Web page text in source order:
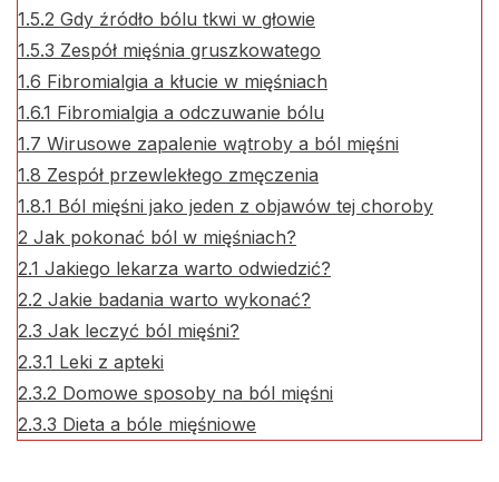
1.5.2 Gdy źródło bólu tkwi w głowie
1.5.3 Zespół mięśnia gruszkowatego
1.6 Fibromialgia a kłucie w mięśniach
1.6.1 Fibromialgia a odczuwanie bólu
1.7 Wirusowe zapalenie wątroby a ból mięśni
1.8 Zespół przewlekłego zmęczenia
1.8.1 Ból mięśni jako jeden z objawów tej choroby
2 Jak pokonać ból w mięśniach?
2.1 Jakiego lekarza warto odwiedzić?
2.2 Jakie badania warto wykonać?
2.3 Jak leczyć ból mięśni?
2.3.1 Leki z apteki
2.3.2 Domowe sposoby na ból mięśni
2.3.3 Dieta a bóle mięśniowe